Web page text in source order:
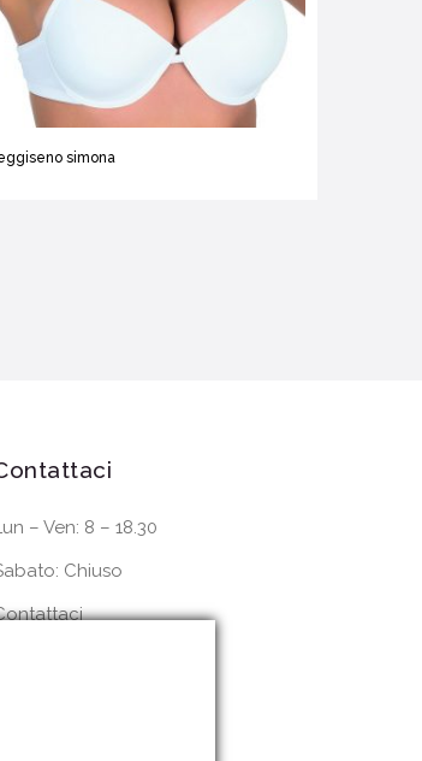
simona
– Ven: 8 – 18.30
Chiuso